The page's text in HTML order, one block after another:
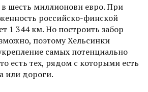
шесть миллионовн евро. При
российско-финской
1 344 км. Но построить забор
поэ­тому Хельсинки
самых потенциально
есть тех, рядом с которыми есть
или дороги.